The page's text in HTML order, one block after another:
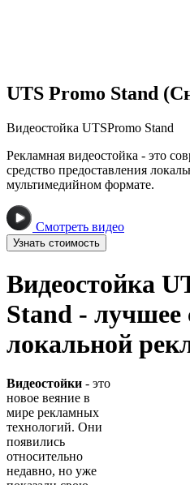
UTS Promo Stand
Видеостойка UTSPromo Stand
Рекламная видеостойка - это
средство предоставления
мультимедийном формате.
Смотреть видео
Узнать стоимость
Видеостойка
Stand - лучшее
локальной
Видеостойки - это
новое веяние в
мире рекламных
технологий. Они
появились
относительно
недавно, но уже